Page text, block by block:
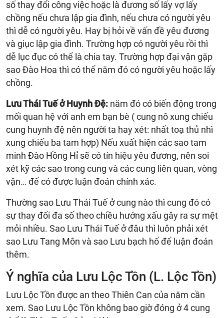
số thay đổi công việc hoặc là đương số lấy vợ lấy
chồng nếu chưa lập gia đình, nếu chưa có người yêu
thì dễ có người yêu. Hay bị hỏi về vấn đề yêu đương
và giục lập gia đình. Trường hợp có người yêu rồi thì
dễ lục đục có thể là chia tay. Trường hợp đại vận gặp
sao Đào Hoa thì có thể năm đó có người yêu hoặc lấy
chồng.
Lưu Thái Tuế ở Huynh Đệ: năm đó có biến động trong
mối quan hệ với anh em bạn bè ( cung nô xung chiếu
cung huynh đệ nên người ta hay xét: nhất toạ thủ nhì
xung chiếu ba tam hợp) Nếu xuất hiện các sao tam
minh Đào Hồng Hỉ sẽ có tín hiệu yêu đương, nên soi
xét kỹ các sao trong cung và các cung liên quan, vòng
vận… để có được luận đoán chính xác.
Thường sao Lưu Thái Tuế ở cung nào thì cung đó có
sự thay đổi đa số theo chiều hướng xấu gây ra sự mệt
mỏi nhiều. Sao Lưu Thái Tuế ở đâu thì luôn phải xét
sao Lưu Tang Môn và sao Lưu bạch hổ để luận đoán
thêm.
Ý nghĩa của Lưu Lộc Tồn (L. Lộc Tồn)
Lưu Lộc Tồn được an theo Thiên Can của năm cần
xem. Sao Lưu Lộc Tồn không bao giờ đóng ở 4 cung